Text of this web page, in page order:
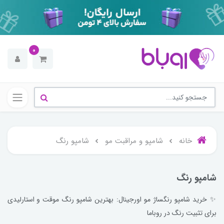
0
خانه شامپو و مراقبت مو شامپو رنگ
شامپو رنگ
✨ خرید شامپو رنگساژ مو اورجینال: بهترین شامپو رنگ موقت و استارلیدی
برای تثبیت رنگ در روباما